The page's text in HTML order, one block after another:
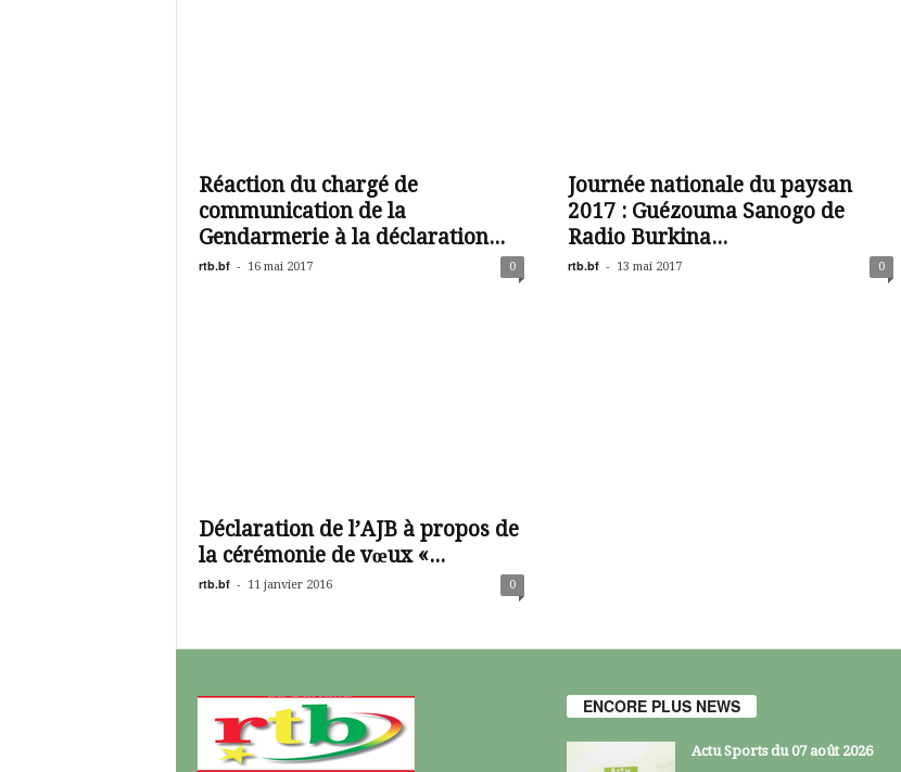
Réaction du chargé de
communication de la
Gendarmerie à la déclaration...
rtb.bf - 16 mai 2017 0
Journée nationale du paysan
2017 : Guézouma Sanogo de
Radio Burkina...
rtb.bf - 13 mai 2017 0
Déclaration de l’AJB à propos de
la cérémonie de vœux «...
rtb.bf - 11 janvier 2016 0
ENCORE PLUS NEWS
Actu Sports du 07 août 2026